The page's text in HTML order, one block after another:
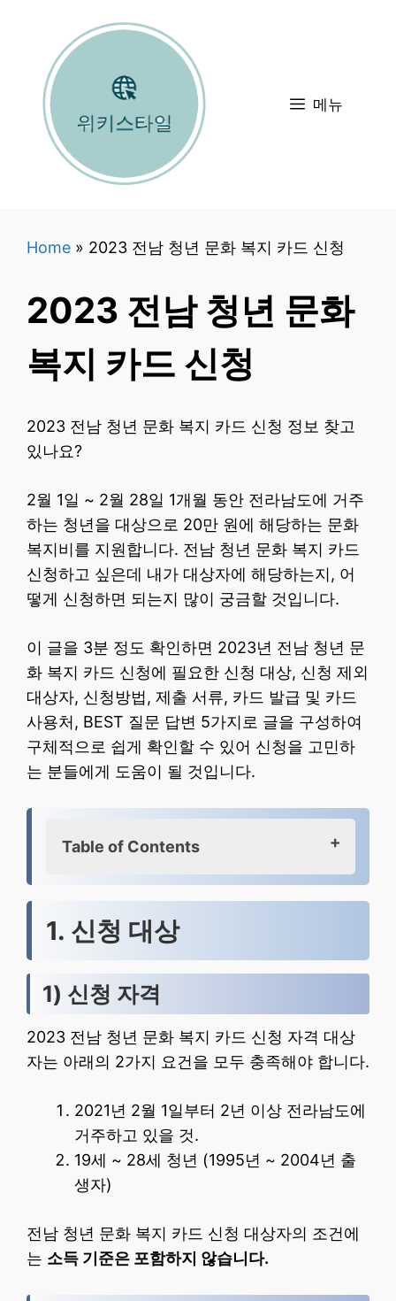
메뉴
Home » 2023 전남 청년 문화 복지 카드 신청
2023 전남 청년 문화
복지 카드 신청
2023 전남 청년 문화 복지 카드 신청 정보 찾고
있나요?
2월 1일 ~ 2월 28일 1개월 동안 전라남도에 거주
하는 청년을 대상으로 20만 원에 해당하는 문화
복지비를 지원합니다. 전남 청년 문화 복지 카드
신청하고 싶은데 내가 대상자에 해당하는지, 어
떻게 신청하면 되는지 많이 궁금할 것입니다.
이 글을 3분 정도 확인하면 2023년 전남 청년 문
화 복지 카드 신청에 필요한 신청 대상, 신청 제외
대상자, 신청방법, 제출 서류, 카드 발급 및 카드
사용처, BEST 질문 답변 5가지로 글을 구성하여
구체적으로 쉽게 확인할 수 있어 신청을 고민하
는 분들에게 도움이 될 것입니다.
Table of Contents
1. 신청 대상
2. 신청방법
3. 카드 발급 및 사용처
4. Q&A
5. 함께 보면 돈 되는 정보
1. 신청 대상
1) 신청 자격
2023 전남 청년 문화 복지 카드 신청 자격 대상
자는 아래의 2가지 요건을 모두 충족해야 합니다.
2021년 2월 1일부터 2년 이상 전라남도에
거주하고 있을 것.
19세 ~ 28세 청년 (1995년 ~ 2004년 출
생자)
전남 청년 문화 복지 카드 신청 대상자의 조건에
는 소득 기준은 포함하지 않습니다.